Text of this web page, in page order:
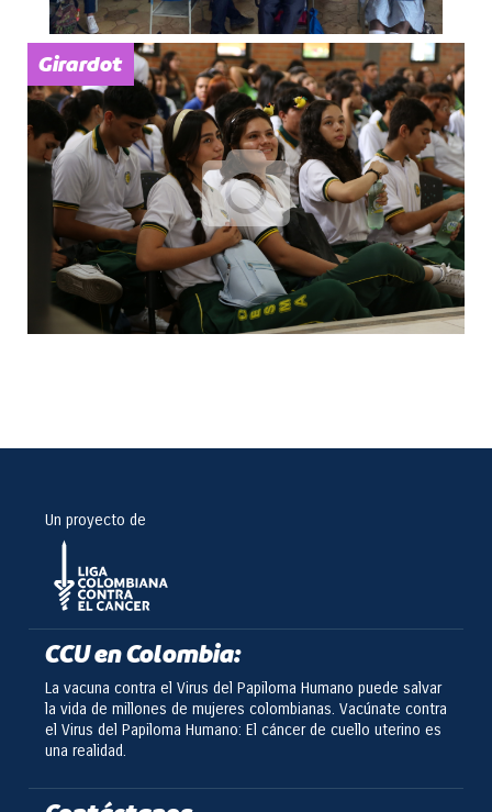
Girardot
Un proyecto de
CCU en Colombia:
La vacuna contra el Virus del Papiloma Humano puede salvar
la vida de millones de mujeres colombianas. Vacúnate contra
el Virus del Papiloma Humano: El cáncer de cuello uterino es
una realidad.